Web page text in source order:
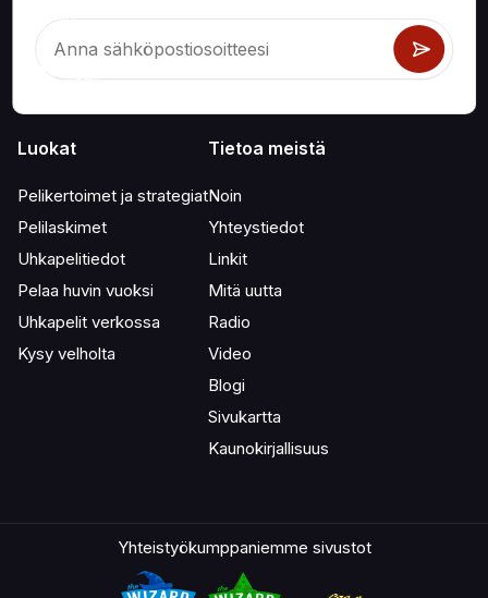
peleihin.
Luokat
Pelikertoimet ja strategiat
Pelilaskimet
Uhkapelitiedot
Pelaa huvin vuoksi
Uhkapelit verkossa
Kysy velholta
Tietoa meistä
Noin
Yhteystiedot
Linkit
Mitä uutta
Radio
Video
Blogi
Sivukartta
Kaunokirjallisuus
Yhteistyökumppaniemme sivustot